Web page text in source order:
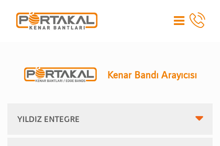
Kenar Bandı Arayıcısı
YILDIZ ENTEGRE